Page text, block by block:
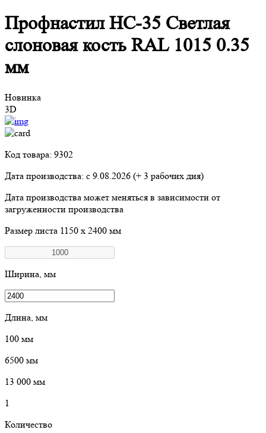
Профнастил НС-35 Светлая
слоновая кость RAL 1015 0.35
мм
Новинка
3D
Код товара: 9302
Дата производства: с 9.08.2026 (+ 3 рабочих дня)
Дата производства может меняться в зависимости от
загруженности производства
Размер листа 1150 х 2400 мм
Ширина, мм
Длина, мм
100 мм
6500 мм
13 000 мм
1
Количество